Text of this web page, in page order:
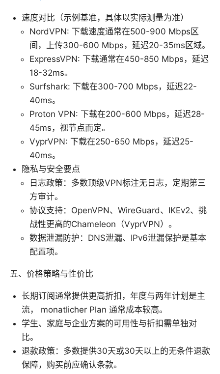
速度对比（示例基准，具体以实际测量为准）
NordVPN: 下载速度通常在500-900 Mbps区
间，上传300-600 Mbps，延迟20-35ms区域。
ExpressVPN: 下载通常在450-850 Mbps，延迟
18-32ms。
Surfshark: 下载在300-700 Mbps，延迟22-
40ms。
Proton VPN: 下载在200-600 Mbps，延迟28-
45ms，视节点而定。
VyprVPN: 下载在250-650 Mbps，延迟25-
40ms。
隐私与安全要点
日志政策：多数顶级VPN标注无日志，定期第三
方审计。
协议支持：OpenVPN、WireGuard、IKEv2、挑
战性更高的Chameleon（VyprVPN）。
数据泄漏防护：DNS泄漏、IPv6泄漏保护是基本
配置项。
五、价格策略与性价比
长期订阅通常提供更高折扣，年度与两年计划是主
流， monatlicher Plan 通常成本较高。
学生、家庭与企业方案的可用性与折扣需单独对
比。
退款政策：多数提供30天或30天以上的无条件退款
保障，购买前应确认条款。